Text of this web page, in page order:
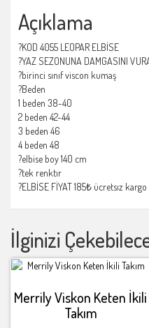
Açıklama
?KOD 4055 LEOPAR ELBİSE
?YAZ SEZONUNA DAMGASINI
?birinci sınıf viscon kumaş
?Beden
1 beden 38-40
2 beden 42-44
3 beden 46
4 beden 48
?elbise boy 140 cm
?tek renktır
?ELBİSE FİYAT 185₺ ücretsız kargo
İlginizi
Merrily Viskon Keten İkili
Takım